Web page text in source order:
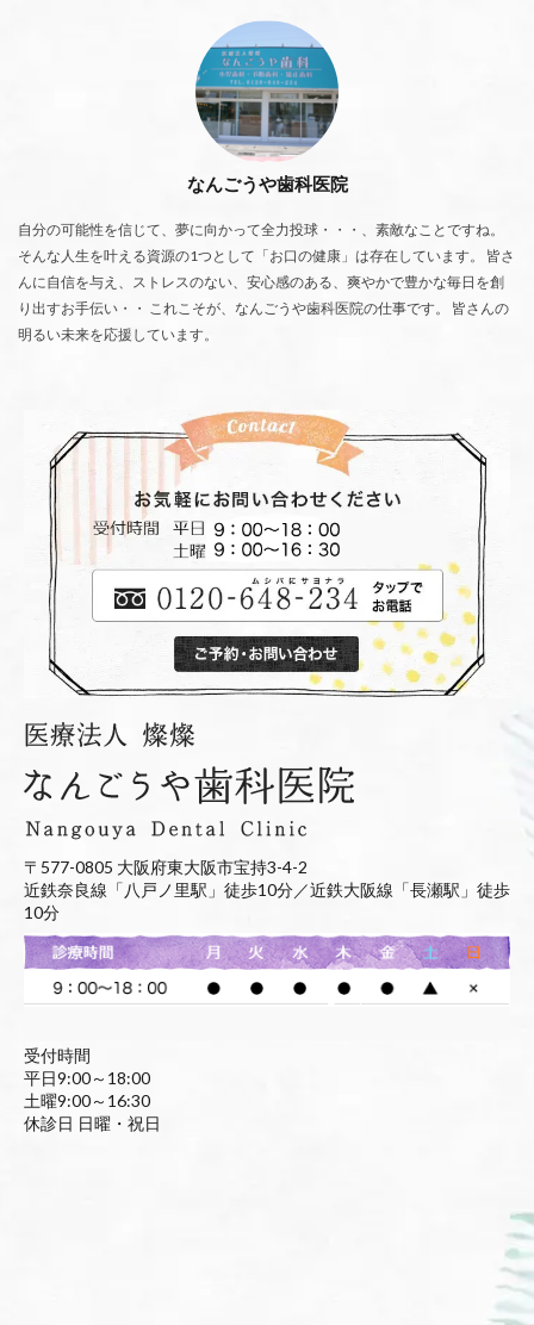
なんごうや歯科医院
自分の可能性を信じて、夢に向かって全力投球・・・、素敵なことですね。
そんな人生を叶える資源の1つとして「お口の健康」は存在しています。 皆さ
んに自信を与え、ストレスのない、安心感のある、爽やかで豊かな毎日を創
り出すお手伝い・・ これこそが、なんごうや歯科医院の仕事です。 皆さんの
明るい未来を応援しています。
〒577-0805 大阪府東大阪市宝持3-4-2
近鉄奈良線「八戸ノ里駅」徒歩10分／近鉄大阪線「長瀬駅」徒歩
10分
受付時間
平日9:00～18:00
土曜9:00～16:30
休診日 日曜・祝日